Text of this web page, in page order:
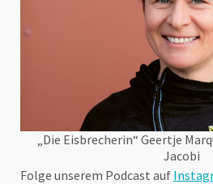
„Die Eisbrecherin“ Geertje
Jacobi
Folge unserem Podcast auf